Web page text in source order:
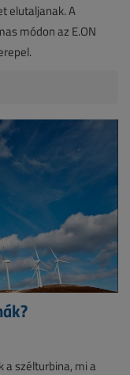
elutaljanak. A
módon az E.ON
a szélturbina, mi a